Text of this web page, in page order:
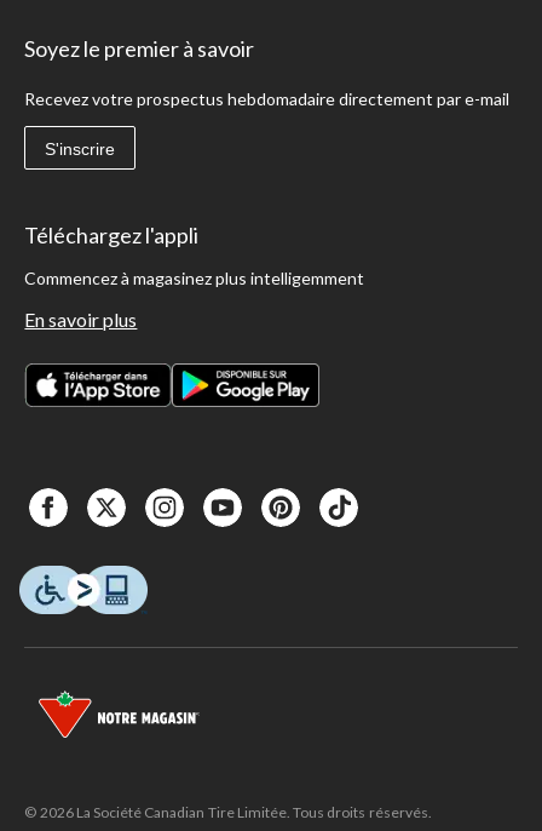
Soyez le premier à savoir
Recevez votre prospectus hebdomadaire directement par e-mail
S'inscrire
Téléchargez l'appli
Commencez à magasinez plus intelligemment
En savoir plus
© 2026 La Société Canadian Tire Limitée. Tous droits réservés.